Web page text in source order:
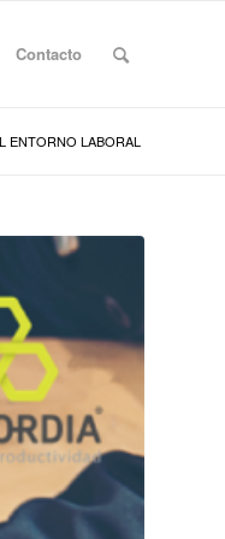
Contacto
ENTORNO LABORAL